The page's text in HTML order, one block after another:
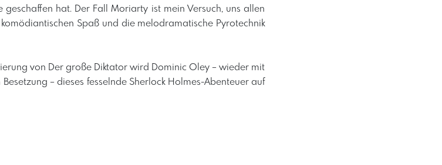
hat. Der Fall Moriarty ist mein Versuch, uns allen
Spaß und die melodramatische Pyrotechnik
von Der große Diktator wird Dominic Oley – wieder mit
– dieses fesselnde Sherlock Holmes-Abenteuer auf